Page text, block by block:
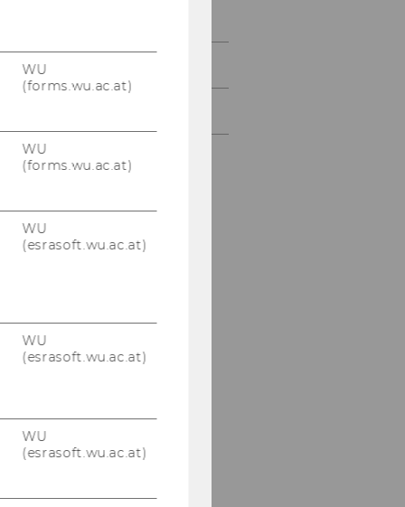
August 2006
WU
(forms.wu.ac.at)
WU
(forms.wu.ac.at)
WU
(esrasoft.wu.ac.at)
WU
(esrasoft.wu.ac.at)
WU
(esrasoft.wu.ac.at)